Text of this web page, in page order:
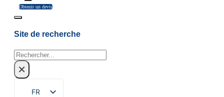
Obtenir un devis
Site de recherche
Rechercher
×
FR